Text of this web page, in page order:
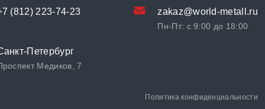
(812) 223-74-23 zakaz@world-metall.ru
Пн-Пт: с 9:00 до 18:00
Петербург
Медиков, 7
Политика конфиденциальности